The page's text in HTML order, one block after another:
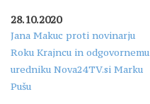
28.10.2020
Jana Makuc proti novinarju
Roku Krajncu in odgovornemu
uredniku Nova24TV.si Marku
Pušu